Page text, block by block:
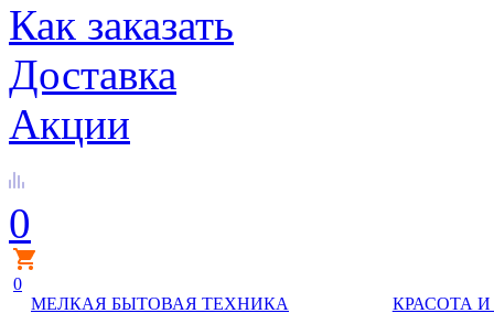
Как заказать
Доставка
Акции
0
0
МЕЛКАЯ БЫТОВАЯ ТЕХНИКА
КРАСОТА И